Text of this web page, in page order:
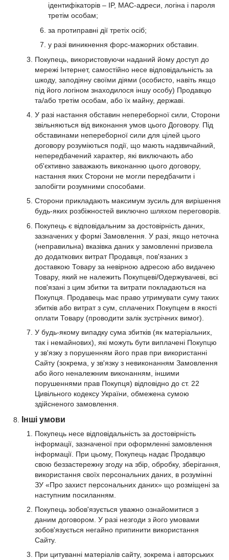
ідентифікаторів – IP, MAC-адреси, логіна і пароля
третім особам;
за протиправні дії третіх осіб;
у разі виникнення форс-мажорних обставин.
Покупець, використовуючи наданий йому доступ до
мережі Інтернет, самостійно несе відповідальність за
шкоду, заподіяну своїми діями (особисто, навіть якщо
під його логіном знаходилося іншу особу) Продавцю
та/або третім особам, або їх майну, державі.
У разі настання обставин непереборної сили, Сторони
звільняються від виконання умов цього Договору. Під
обставинами непереборної сили для цілей цього
договору розуміються події, що мають надзвичайний,
непередбачений характер, які виключають або
об'єктивно заважають виконанню цього договору,
настання яких Сторони не могли передбачити і
запобігти розумними способами.
Сторони прикладають максимум зусиль для вирішення
будь-яких розбіжностей виключно шляхом переговорів.
Покупець є відповідальним за достовірність даних,
зазначених у формі Замовлення. У разі, якщо неточна
(неправильна) вказівка даних у замовленні призвела
до додаткових витрат Продавця, пов'язаних з
доставкою Товару за невірною адресою або видачею
Товару, який не належить Покупцеві/Одержувачеві, всі
пов'язані з цим збитки та витрати покладаються на
Покупця. Продавець має право утримувати суму таких
збитків або витрат з сум, сплачених Покупцем в якості
оплати Товару (проводити залік зустрічних вимог).
У будь-якому випадку сума збитків (як матеріальних,
так і немайнових), які можуть бути виплачені Покупцю
у зв'язку з порушенням його прав при використанні
Сайту (зокрема, у зв'язку з невиконанням Замовлення
або його неналежним виконанням, іншими
порушеннями прав Покупця) відповідно до ст. 22
Цивільного кодексу України, обмежена сумою
здійсненого замовлення.
Інші умови
Покупець несе відповідальність за достовірність
інформації, зазначеної при оформленні замовлення
інформації. При цьому, Покупець надає Продавцю
свою беззастережну згоду на збір, обробку, зберігання,
використання своїх персональних даних, в розумінні
ЗУ «Про захист персональних даних» що розміщені за
наступним посиланням.
Покупець зобов'язується уважно ознайомитися з
даним договором. У разі незгоди з його умовами
зобов'язується негайно припинити використання
Сайту.
При цитуванні матеріалів сайту, зокрема і авторських